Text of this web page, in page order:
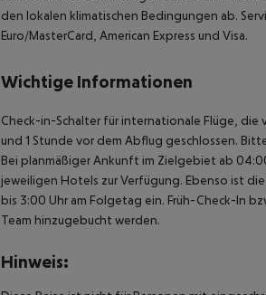
den lokalen klimatischen Bedingungen ab.
Euro/MasterCard, American Express und Visa.
Wichtige Informationen
Check-in-Schalter für internationale Flüge,
und 1 Stunde vor dem Abflug geschlossen.
Bei planmäßiger Ankunft im Zielgebiet ab
jeweiligen Hotels zur Verfügung. Ebenso ist
bis 3:00 Uhr am Folgetag ein. Früh-Check-In
Team hinzugebucht werden.
Hinweis: